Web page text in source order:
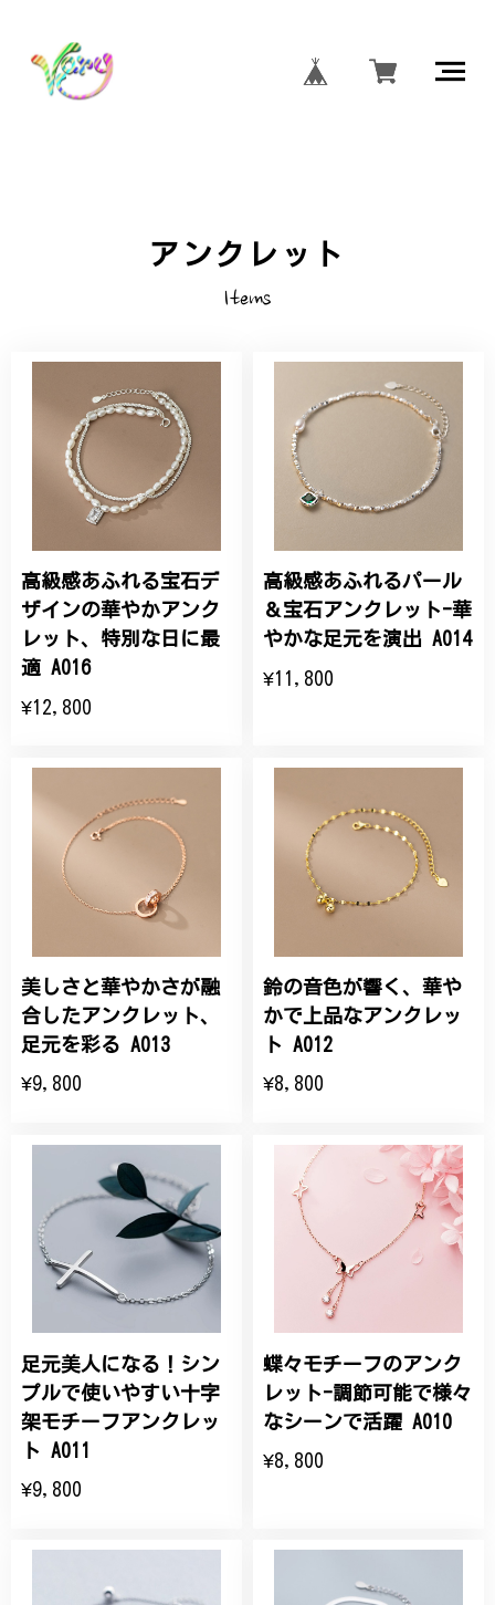
アンクレット
Items
高級感あふれる宝石デ
ザインの華やかアンク
レット、特別な日に最
適 A016
¥12,800
高級感あふれるパール
＆宝石アンクレット-華
やかな足元を演出 A014
¥11,800
美しさと華やかさが融
合したアンクレット、
足元を彩る A013
¥9,800
鈴の音色が響く、華や
かで上品なアンクレッ
ト A012
¥8,800
足元美人になる！シン
プルで使いやすい十字
架モチーフアンクレッ
ト A011
¥9,800
蝶々モチーフのアンク
レット-調節可能で様々
なシーンで活躍 A010
¥8,800